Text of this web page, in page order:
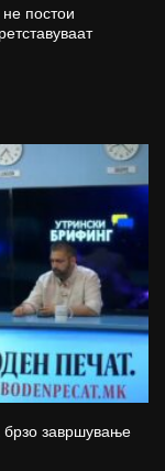
постои
брзо завршување